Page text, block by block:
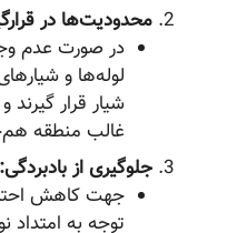
محدودیت‌ها در
در صورت عدم وجود
لوله‌ها و شیارهای
شیار قرار گیرند و
غالب منطقه
جلوگیری از بادبردگی:
جهت کاهش احتمال
توجه به امتداد